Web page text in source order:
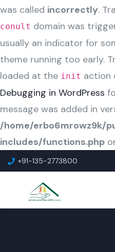
was called incorrectly.
conult domain was
usually an indicator for
theme running too early.
loaded at the init action
Debugging in WordPress
message was added in
/home/erbo6mrowz9k/
includes/functions.php
+91-135-2773800